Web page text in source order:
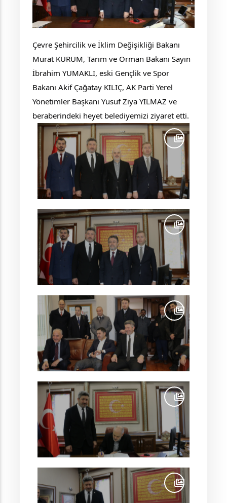
Çevre Şehircilik ve İklim Değişikliği Bakanı
Murat KURUM, Tarım ve Orman Bakanı Sayın
İbrahim YUMAKLI, eski Gençlik ve Spor
Bakanı Akif Çağatay KILIÇ, AK Parti Yerel
Yönetimler Başkanı Yusuf Ziya YILMAZ ve
beraberindeki heyet belediyemizi ziyaret etti.